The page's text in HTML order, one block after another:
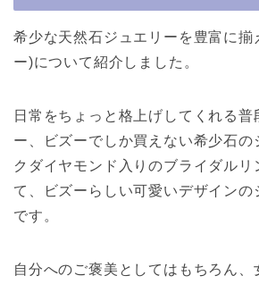
希少な天然石ジュエリーを豊富に
ー)について紹介しました。
日常をちょっと格上げしてくれる普
ー、ビズーでしか買えない希少石の
クダイヤモンド入りのブライダルリ
て、ビズーらしい可愛いデザインの
です。
自分へのご褒美としてはもちろん、